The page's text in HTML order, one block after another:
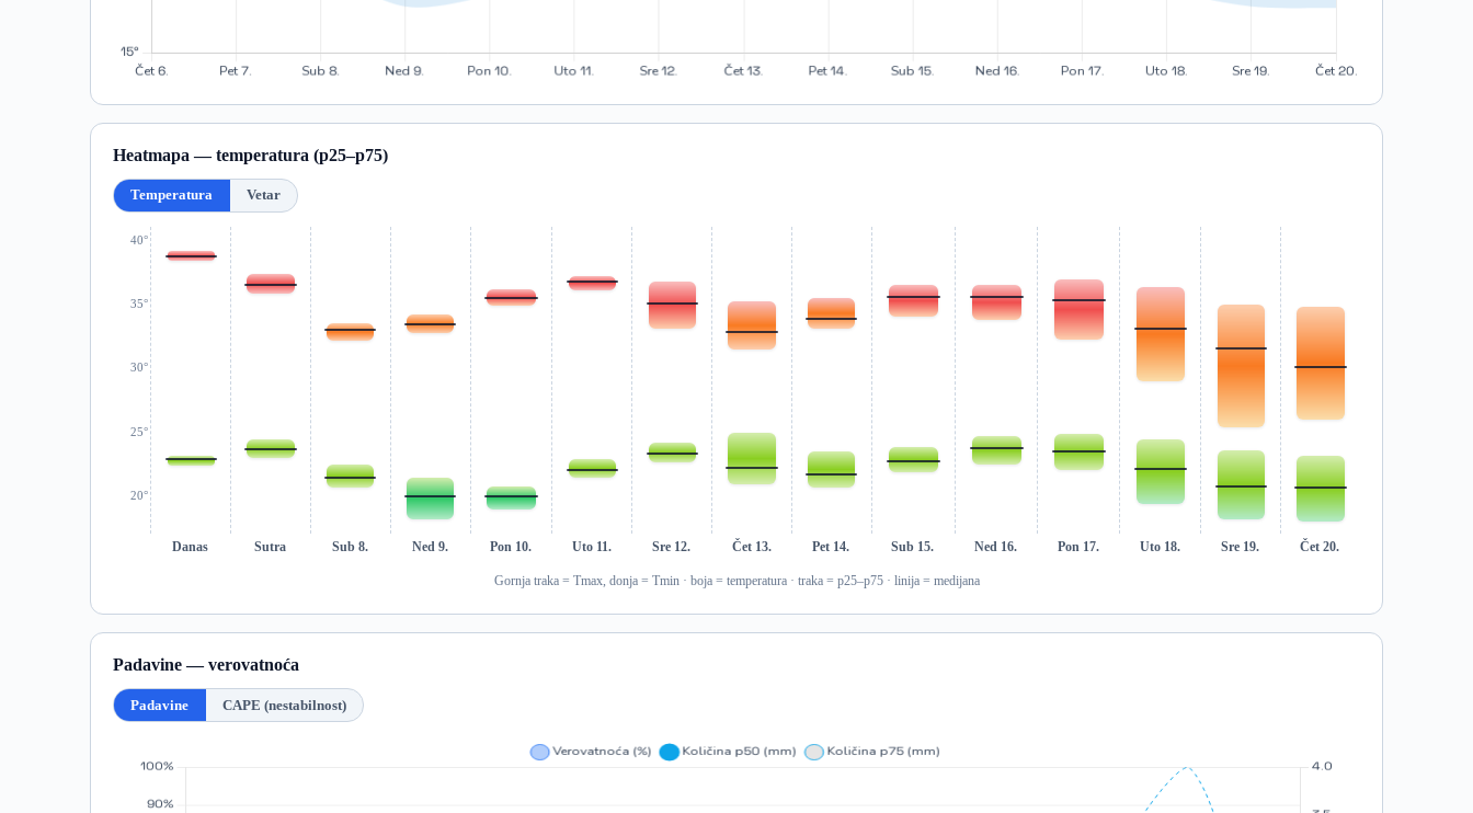
Heatmapa — temperatura (p25–p75)
Temperatura Vetar
20°
25°
30°
35°
40°
Danas Sutra Sub 8. Ned 9. Pon 10. Uto 11. Sre 12. Čet 13. Pet 14. Sub 15. Ned 16. Pon 17. Uto 18. Sre 19. Čet 20.
Gornja traka = Tmax, donja = Tmin · boja = temperatura · traka = p25–p75 · linija = medijana
Padavine — verovatnoća
Padavine CAPE (nestabilnost)